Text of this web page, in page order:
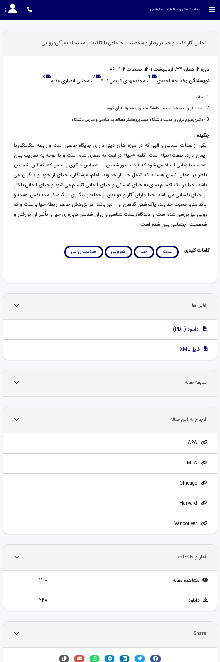
مجله پژوهش و مطالعات علوم اسلامی
تحلیل آثار عفت و حیا بر رفتار و شخصیت اجتماعی با تأکید بر مستندات قرآنی- روایی
دوره 4، شماره 34، اردیبهشت 1401، صفحات 104 - 86
نویسندگان :خدیجه احمدی 1، محمّدمهدی کریمی نیا* 2، مجتبی انصاری مقدم 3
1 - طلبه
2- استادیار و عضو هیأت علمی دانشگاه علوم و معارف قرآن کریم،
3- دکتری علوم قرآن و حدیث دانشگاه میبد، پژوهشگر مطالعات اسلامی و مدرس دانشگاه
چکیده :
یکی از صفات انسانی و الهی که در آموزه های دینی دارای جایگاه خاصی است و رابطه تنگاتنگی با
ایمان دارد، صفت«حیا» است. کلمه «حیا» در لغت به معنای شرم است و با توجه به تعاریف بیان
شده، حیا زمانی ایجاد می شود که فرد حضور شخص یا اشخاص دیگری را حس کند که این اشخاص
ناظر بر اعمال انسان هستند که شامل حیا از خداوند، امام، فرشتگان، حیای از خود و دیگران می
باشد. حیا در یک تقسیم بندی به حیای نفسانی و حیای ایمانی تقسیم می شود و حیای ایمانی بالاتر
از حیای نفسانی می باشد. حیا دارای آثار و فوایدی از جمله؛ پیشگیری از گناه، کرامت نفس، عفت و
پاکدامنی، محبت خداوند، پاک شدن گناهان و... می باشد. در پژوهش حاضر رابطه حیا با عفت و کم
رویی نیز بررسی شده است و دیدگاه زیست شناسی و روان شناسی درباره ی حیا و تأثیر آن بر رفتار و
شخصیت اجتماعی بیان شده است.
کلمات کلیدی : عفت حیا کمرویی سلامت روانی
فایل ها
دانلود (PDF)
فایل XML
سابقه مقاله
ارجاع به این مقاله
APA
MLA
Chicago
Vancouver
آمار و اطلاعات
مشاهده مقاله 1,100
دانلود 248
Share